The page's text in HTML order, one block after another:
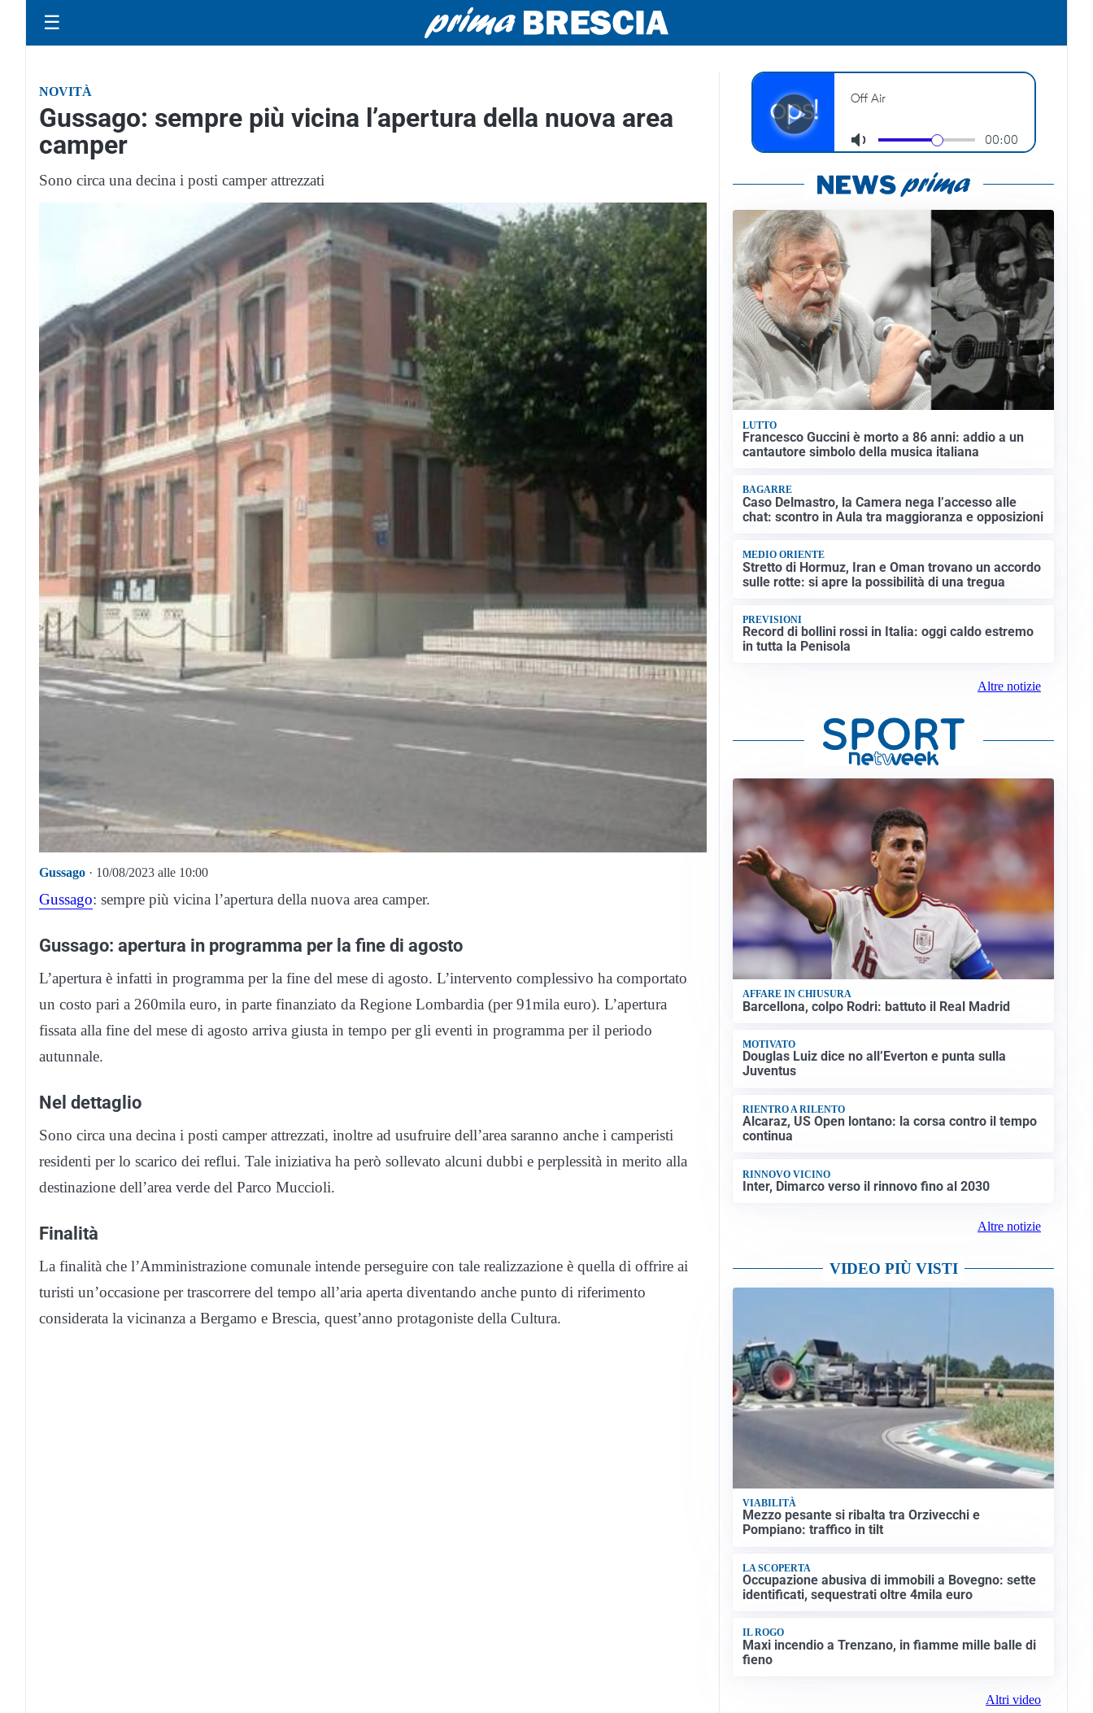
☰
NOVITÀ
Gussago: sempre più vicina l’apertura della nuova area
camper
Sono circa una decina i posti camper attrezzati
Gussago · 10/08/2023 alle 10:00
Gussago: sempre più vicina l’apertura della nuova area camper.
Gussago: apertura in programma per la fine di agosto
L’apertura è infatti in programma per la fine del mese di agosto. L’intervento complessivo ha comportato
un costo pari a 260mila euro, in parte finanziato da Regione Lombardia (per 91mila euro). L’apertura
fissata alla fine del mese di agosto arriva giusta in tempo per gli eventi in programma per il periodo
autunnale.
Nel dettaglio
Sono circa una decina i posti camper attrezzati, inoltre ad usufruire dell’area saranno anche i camperisti
residenti per lo scarico dei reflui. Tale iniziativa ha però sollevato alcuni dubbi e perplessità in merito alla
destinazione dell’area verde del Parco Muccioli.
Finalità
La finalità che l’Amministrazione comunale intende perseguire con tale realizzazione è quella di offrire ai
turisti un’occasione per trascorrere del tempo all’aria aperta diventando anche punto di riferimento
considerata la vicinanza a Bergamo e Brescia, quest’anno protagoniste della Cultura.
LUTTO
Francesco Guccini è morto a 86 anni: addio a un
cantautore simbolo della musica italiana
BAGARRE
Caso Delmastro, la Camera nega l’accesso alle
chat: scontro in Aula tra maggioranza e opposizioni
MEDIO ORIENTE
Stretto di Hormuz, Iran e Oman trovano un accordo
sulle rotte: si apre la possibilità di una tregua
PREVISIONI
Record di bollini rossi in Italia: oggi caldo estremo
in tutta la Penisola
Altre notizie
AFFARE IN CHIUSURA
Barcellona, colpo Rodri: battuto il Real Madrid
MOTIVATO
Douglas Luiz dice no all’Everton e punta sulla
Juventus
RIENTRO A RILENTO
Alcaraz, US Open lontano: la corsa contro il tempo
continua
RINNOVO VICINO
Inter, Dimarco verso il rinnovo fino al 2030
Altre notizie
VIDEO PIÙ VISTI
VIABILITÀ
Mezzo pesante si ribalta tra Orzivecchi e
Pompiano: traffico in tilt
LA SCOPERTA
Occupazione abusiva di immobili a Bovegno: sette
identificati, sequestrati oltre 4mila euro
IL ROGO
Maxi incendio a Trenzano, in fiamme mille balle di
fieno
Altri video